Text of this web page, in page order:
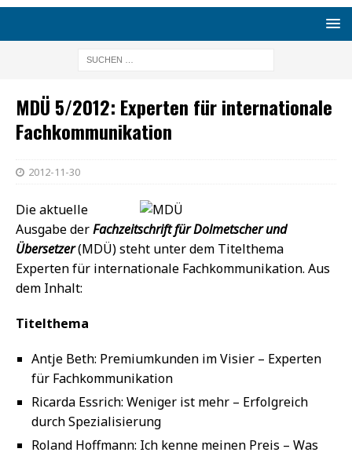
MDÜ 5/2012: Experten für internationale
Fachkommunikation
2012-11-30
Die aktuelle
Ausgabe derFachzeitschrift für Dolmetscher und
Übersetzer(MDÜ) steht unter dem Titelthema
Experten für internationale Fachkommunikation. Aus
dem Inhalt:
Titelthema
Antje Beth: Premiumkunden im Visier – Experten
für Fachkommunikation
Ricarda Essrich: Weniger ist mehr – Erfolgreich
durch Spezialisierung
Roland Hoffmann: Ich kenne meinen Preis – Was